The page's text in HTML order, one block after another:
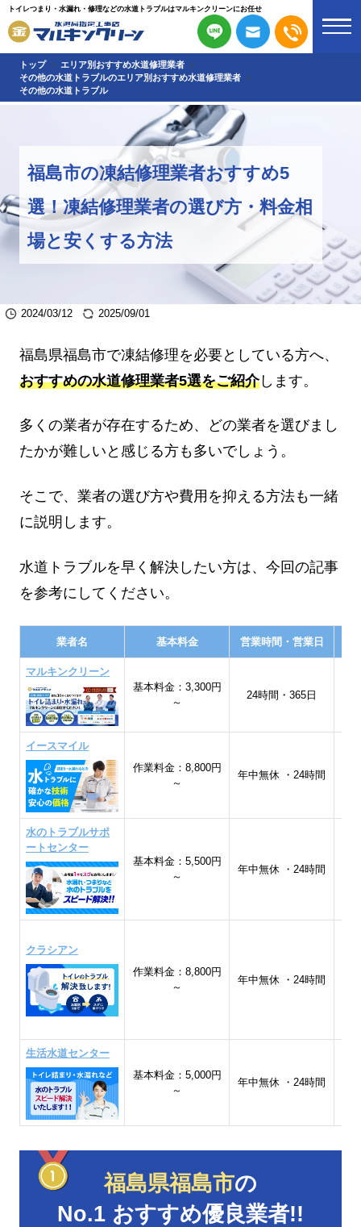
トイレつまり・水漏れ・修理などの水道トラブルはマルキンクリーンにお任せ
トップ
エリア別おすすめ水道修理業者
その他の水道トラブルのエリア別おすすめ水道修理業者
その他の水道トラブル
福島市の凍結修理業者おすすめ5
選！凍結修理業者の選び方・料金相
場と安くする方法
2024/03/12 2025/09/01
福島県福島市で凍結修理を必要としている方へ、
おすすめの水道修理業者5選をご紹介します。
多くの業者が存在するため、どの業者を選びまし
たかが難しいと感じる方も多いでしょう。
そこで、業者の選び方や費用を抑える方法も一緒
に説明します。
水道トラブルを早く解決したい方は、今回の記事
を参考にしてください。
業者名 基本料金 営業時間・営業日
マルキンクリーン
基本料金：3,300円
～
24時間・365日
イースマイル
作業料金：8,800円
～
年中無休 ・24時間
水のトラブルサポ
ートセンター
基本料金：5,500円
～
年中無休 ・24時間
クラシアン
作業料金：8,800円
～
年中無休 ・24時間
生活水道センター
基本料金：5,000円
～
年中無休 ・24時間
福島県福島市の
No.1 おすすめ優良業者!!